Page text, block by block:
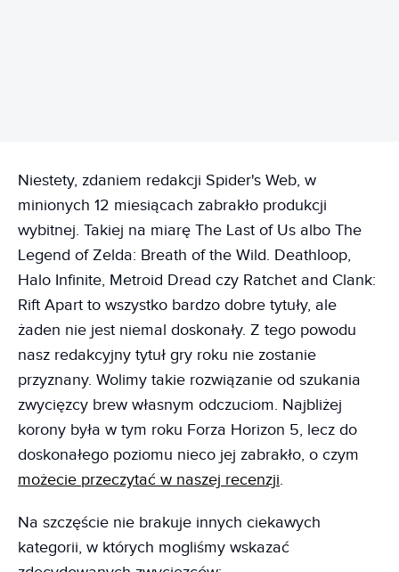
Niestety, zdaniem redakcji Spider's Web, w
minionych 12 miesiącach zabrakło produkcji
wybitnej. Takiej na miarę The Last of Us albo The
Legend of Zelda: Breath of the Wild. Deathloop,
Halo Infinite, Metroid Dread czy Ratchet and Clank:
Rift Apart to wszystko bardzo dobre tytuły, ale
żaden nie jest niemal doskonały. Z tego powodu
nasz redakcyjny tytuł gry roku nie zostanie
przyznany. Wolimy takie rozwiązanie od szukania
zwycięzcy brew własnym odczuciom. Najbliżej
korony była w tym roku Forza Horizon 5, lecz do
doskonałego poziomu nieco jej zabrakło, o czym
możecie przeczytać w naszej recenzji.
Na szczęście nie brakuje innych ciekawych
kategorii, w których mogliśmy wskazać